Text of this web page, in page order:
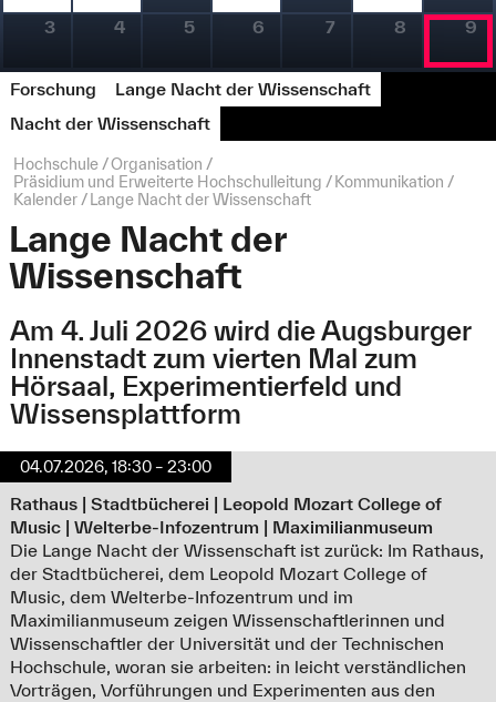
3 4 5 6 7 8 9
Forschung
Lange Nacht der Wissenschaft
Nacht der Wissenschaft
Seitenpfad:
Hochschule
Organisation
Präsidium und Erweiterte Hochschulleitung
Kommunikation
Kalender
Lange Nacht der Wissenschaft
Lange Nacht der
Wissenschaft
Am 4. Juli 2026 wird die Augsburger
Innenstadt zum vierten Mal zum
Hörsaal, Experimentierfeld und
Wissensplattform
04.07.2026, 18:30 – 23:00
Rathaus | Stadtbücherei | Leopold Mozart College of
Music | Welterbe-Infozentrum | Maximilianmuseum
Die Lange Nacht der Wissenschaft ist zurück: Im Rathaus,
der Stadtbücherei, dem Leopold Mozart College of
Music, dem Welterbe-Infozentrum und im
Maximilianmuseum zeigen Wissenschaftlerinnen und
Wissenschaftler der Universität und der Technischen
Hochschule, woran sie arbeiten: in leicht verständlichen
Vorträgen, Vorführungen und Experimenten aus den